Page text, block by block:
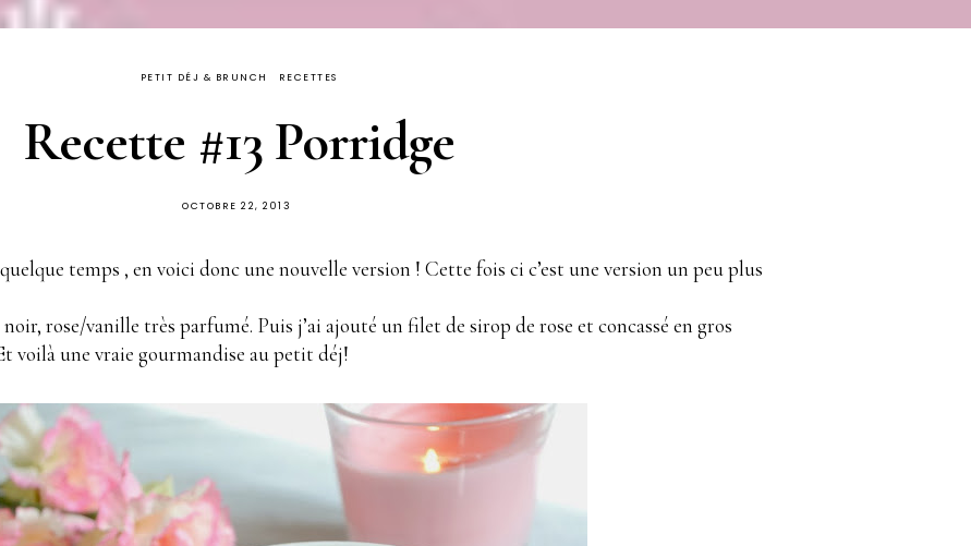
PETIT DÉJ & BRUNCH RECETTES
Recette #13 Porridge
PUBLIÉ
OCTOBRE 22, 2013
temps , en voici donc une nouvelle version ! Cette fois ci c’est une version un peu plus
rose/vanille très parfumé. Puis j’ai ajouté un filet de sirop de rose et concassé en gros
voilà une vraie gourmandise au petit déj!